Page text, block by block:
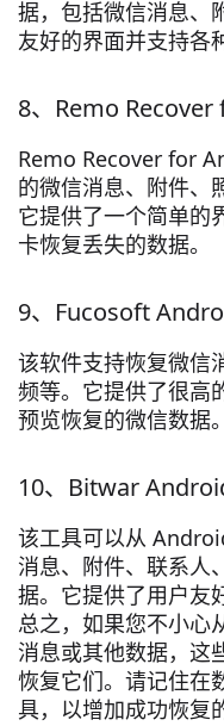
据，包括微信消息、
友好的界面并支持各
8、Remo
Remo Recover for
的微信消息、附件、
它提供了一个简单的
卡恢复丢失的数据。
9、Fucosoft
该软件支持恢复微信
频等。它提供了很高
预览恢复的微信数据。
10、Bitwar
该工具可以从
消息、附件、联系人
据。它提供了用户友
总之，如果您不小心
消息或其他数据，这
恢复它们。请记住在
具，以增加成功恢复